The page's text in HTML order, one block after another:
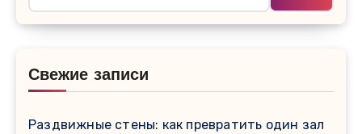
Свежие записи
Раздвижные стены: как превратить один зал